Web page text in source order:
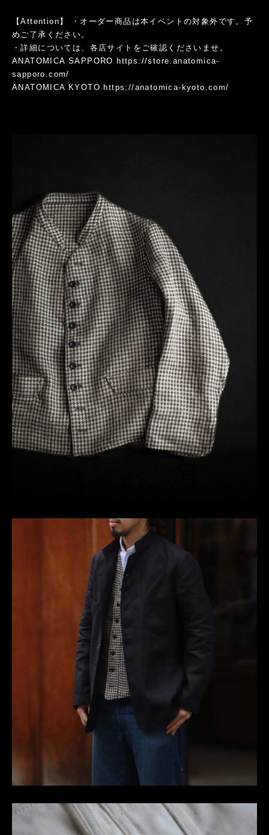
【Attention】 ・オーダー商品は本イベントの対象外です。予
めご了承ください。
・詳細については、各店サイトをご確認くださいませ。
ANATOMICA SAPPORO https://store.anatomica-
sapporo.com/
ANATOMICA KYOTO https://anatomica-kyoto.com/